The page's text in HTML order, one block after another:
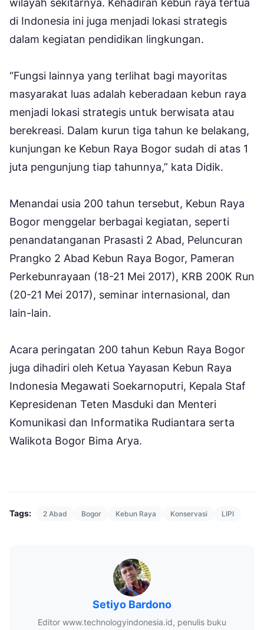
wilayah sekitarnya. Kehadiran kebun raya tertua
di Indonesia ini juga menjadi lokasi strategis
dalam kegiatan pendidikan lingkungan.
“Fungsi lainnya yang terlihat bagi mayoritas
masyarakat luas adalah keberadaan kebun raya
menjadi lokasi strategis untuk berwisata atau
berekreasi. Dalam kurun tiga tahun ke belakang,
kunjungan ke Kebun Raya Bogor sudah di atas 1
juta pengunjung tiap tahunnya,” kata Didik.
Menandai usia 200 tahun tersebut, Kebun Raya
Bogor menggelar berbagai kegiatan, seperti
penandatanganan Prasasti 2 Abad, Peluncuran
Prangko 2 Abad Kebun Raya Bogor, Pameran
Perkebunrayaan (18-21 Mei 2017), KRB 200K Run
(20-21 Mei 2017), seminar internasional, dan
lain-lain.
Acara peringatan 200 tahun Kebun Raya Bogor
juga dihadiri oleh Ketua Yayasan Kebun Raya
Indonesia Megawati Soekarnoputri, Kepala Staf
Kepresidenan Teten Masduki dan Menteri
Komunikasi dan Informatika Rudiantara serta
Walikota Bogor Bima Arya.
Tags: 2 Abad Bogor Kebun Raya Konservasi LIPI
Setiyo Bardono
Editor www.technologyindonesia.id, penulis buku